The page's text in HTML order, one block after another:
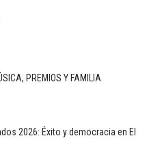
PREMIOS Y FAMILIA
2026: Éxito y democracia en El